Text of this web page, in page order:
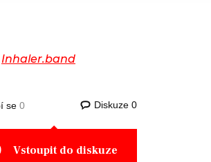
Inhaler.band
Diskuze 0
Vstoupit do diskuze